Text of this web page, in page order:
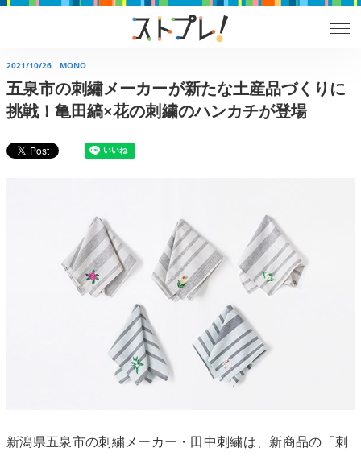
2021/10/26 MONO
五泉市の刺繡メーカーが新たな土産品づくりに
挑戦！亀田縞×花の刺繍のハンカチが登場
新潟県五泉市の刺繍メーカー・田中刺繍は、新商品の「刺